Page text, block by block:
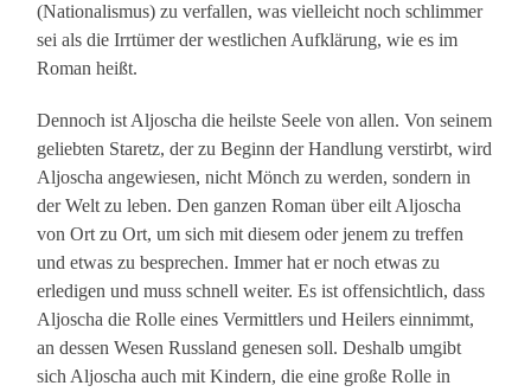
(Nationalismus) zu verfallen, was vielleicht noch schlimmer
sei als die Irrtümer der westlichen Aufklärung, wie es im
Roman heißt.
Dennoch ist Aljoscha die heilste Seele von allen. Von seinem
geliebten Staretz, der zu Beginn der Handlung verstirbt, wird
Aljoscha angewiesen, nicht Mönch zu werden, sondern in
der Welt zu leben. Den ganzen Roman über eilt Aljoscha
von Ort zu Ort, um sich mit diesem oder jenem zu treffen
und etwas zu besprechen. Immer hat er noch etwas zu
erledigen und muss schnell weiter. Es ist offensichtlich, dass
Aljoscha die Rolle eines Vermittlers und Heilers einnimmt,
an dessen Wesen Russland genesen soll. Deshalb umgibt
sich Aljoscha auch mit Kindern, die eine große Rolle in